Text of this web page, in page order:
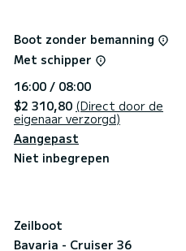
prijsaanvragen worden
het platform kunt u de
Boot zonder bemanning
Met schipper
16:00 / 08:00
$2 310,80 (Direct door de
eigenaar verzorgd)
Aangepast
Niet inbegrepen
Zeilboot
Bavaria - Cruiser 36